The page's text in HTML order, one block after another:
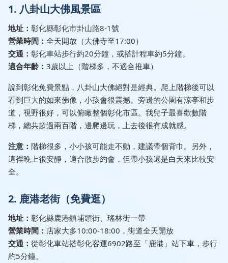
1. 八卦山大佛風景區
地址： 彰化縣彰化市卦山路8-1號
營業時間： 全天開放（大佛寺至17:00）
交通： 彰化車站步行約20分鐘，或搭計程車約5分鐘。
適合年齡： 3歲以上（階梯多，不適合推車）
說到彰化免費景點，八卦山大佛絕對是經典。爬上階梯後可以
看到巨大的如來佛像，小孩會很震撼。旁邊的公園有涼亭和步
道，視野很好，可以俯瞰整個彰化市區。我兒子最喜歡數階
梯，總共超過兩百階，邊爬邊玩，上去後很有成就感。
注意： 階梯很多，小小孩可能走不動，建議帶個背巾。另外，
這裡晚上很安靜，適合散步約會，但帶小孩還是白天來比較安
全。
2. 鹿港老街（免費逛）
地址： 彰化縣鹿港鎮埔頭街、瑤林街一帶
營業時間： 店家大多10:00-18:00，街道全天開放
交通： 從彰化車站搭彰化客運6902路至「鹿港」站下車，步行
約5分鐘。